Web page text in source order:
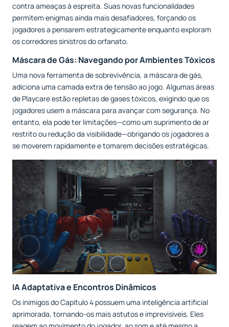
contra ameaças à espreita. Suas novas funcionalidades
permitem enigmas ainda mais desafiadores, forçando os
jogadores a pensarem estrategicamente enquanto exploram
os corredores sinistros do orfanato.
Máscara de Gás: Navegando por Ambientes Tóxicos
Uma nova ferramenta de sobrevivência, a máscara de gás,
adiciona uma camada extra de tensão ao jogo. Algumas áreas
de Playcare estão repletas de gases tóxicos, exigindo que os
jogadores usem a máscara para avançar com segurança. No
entanto, ela pode ter limitações—como um suprimento de ar
restrito ou redução da visibilidade—obrigando os jogadores a
se moverem rapidamente e tomarem decisões estratégicas.
IA Adaptativa e Encontros Dinâmicos
Os inimigos do Capítulo 4 possuem uma inteligência artificial
aprimorada, tornando-os mais astutos e imprevisíveis. Eles